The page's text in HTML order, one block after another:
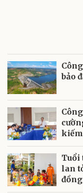
bảo
Tuổi
lan
đồng